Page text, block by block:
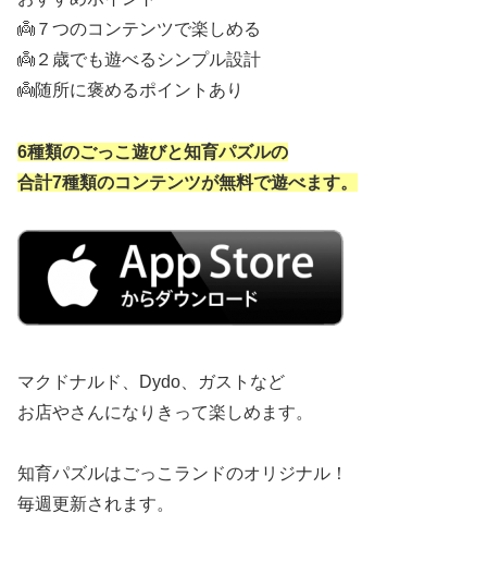
👼７つのコンテンツで楽しめる
👼２歳でも遊べるシンプル設計
👼随所に褒めるポイントあり
6種類のごっこ遊びと知育パズルの
合計7種類のコンテンツが無料で遊べます。
マクドナルド、Dydo、ガストなど
お店やさんになりきって楽しめます。
知育パズルはごっこランドのオリジナル！
毎週更新されます。